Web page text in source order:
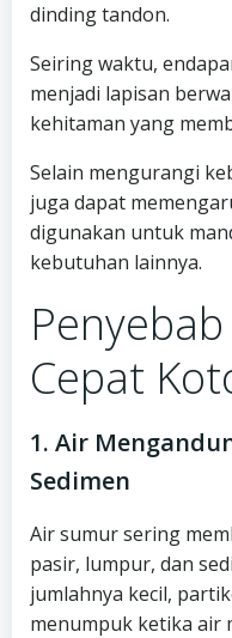
dinding tandon.
Seiring waktu,
menjadi lapisan
kehitaman yang
Selain mengurangi
juga dapat
digunakan untuk
kebutuhan lainnya.
Cepat
1. Air
Sedimen
Air sumur sering
pasir, lumpur, dan
jumlahnya kecil,
menumpuk ketika air